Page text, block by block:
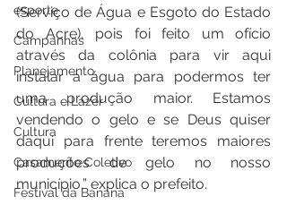
esporte
Campanhas
Planejamento
Cultura e Lazer
Cultura
Casamento Coletivo
Festival da Banana
(Serviço de Água e Esgoto do Estado
do Acre), pois foi feito um ofício
através da colônia para vir aqui
instalar a água para podermos ter
uma produção maior. Estamos
vendendo o gelo e se Deus quiser
daqui para frente teremos maiores
produções de gelo no nosso
município,” explica o prefeito.